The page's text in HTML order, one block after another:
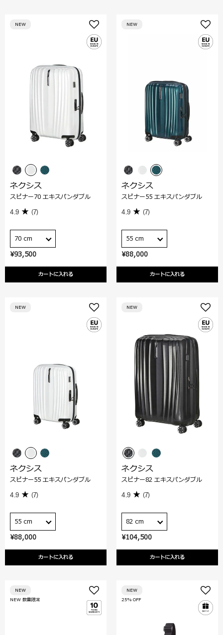
¥93,500
カートに入れる
NEW
ネクシス
スピナー70 エキスパンダブル
4.9 (7)
70 cm
¥88,000
カートに入れる
NEW
ネクシス
スピナー55 エキスパンダブル
4.9 (7)
55 cm
¥88,000
カートに入れる
NEW
ネクシス
スピナー55 エキスパンダブル
4.9 (7)
55 cm
¥104,500
カートに入れる
NEW
ネクシス
スピナー82 エキスパンダブル
4.9 (7)
82 cm
NEW 数量限定
NEW
25% OFF
NEW